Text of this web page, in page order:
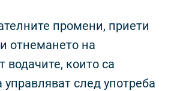
промени, приети
и отнемането на
водачите, които са
управляват след употреба